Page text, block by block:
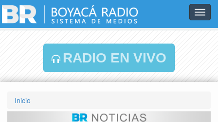
RADIO EN VIVO
Inicio